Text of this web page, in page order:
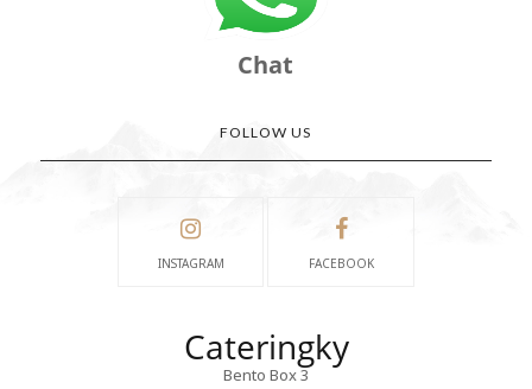
Chat
FOLLOW US
INSTAGRAM FACEBOOK
Cateringky
Bento Box 3